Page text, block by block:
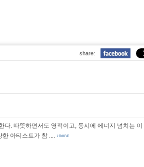
share:
. 따뜻하면서도 영적이고, 동시에 에너지 넘치는 이
한 아티스트가 참 ....